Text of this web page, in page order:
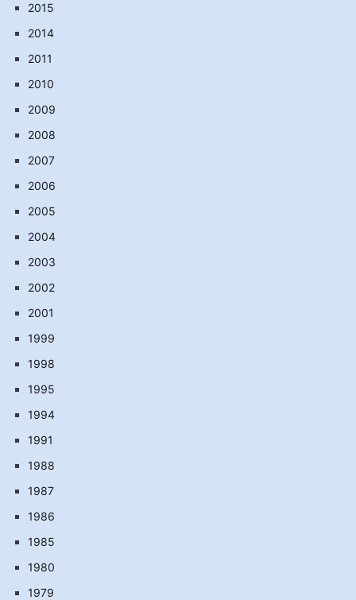
2015
2014
2011
2010
2009
2008
2007
2006
2005
2004
2003
2002
2001
1999
1998
1995
1994
1991
1988
1987
1986
1985
1980
1979